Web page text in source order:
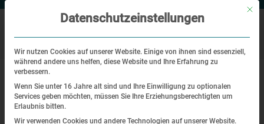
Startseite |
Zeitzeugengespräch
Mit
Datenschutzeinstellungen
Wir nutzen Cookies auf unserer Website. Einige von ihnen sind essenziell,
während andere uns helfen, diese Website und Ihre Erfahrung zu
verbessern.
Wenn Sie unter 16 Jahre alt sind und Ihre Einwilligung zu optionalen
Services geben möchten, müssen Sie Ihre Erziehungsberechtigten um
Erlaubnis bitten.
Wir verwenden Cookies und andere Technologien auf unserer Website.